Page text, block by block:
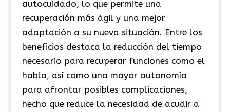
autocuidado, lo que permite una
recuperación más ágil y una mejor
adaptación a su nueva situación. Entre los
beneficios destaca la reducción del tiempo
necesario para recuperar funciones como el
habla, así como una mayor autonomía
para afrontar posibles complicaciones,
hecho que reduce la necesidad de acudir a